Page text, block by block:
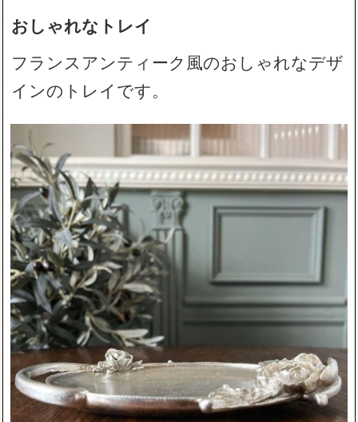
おしゃれなトレイ
フランスアンティーク風のおしゃれなデザ
インのトレイです。